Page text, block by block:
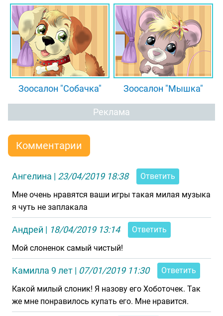
Зоосалон "Собачка" Зоосалон "Мышка"
Реклама
Комментарии
Ангелина | 23/04/2019 18:38
Ответить
Мне очень нравятся ваши игры такая милая музыка
я чуть не заплакала
Андрей | 18/04/2019 13:14
Ответить
Мой слоненок самый чистый!
Камилла 9 лет | 07/01/2019 11:30
Ответить
Какой милый слоник! Я назову его Хоботочек. Так
же мне понравилось купать его. Мне нравится.